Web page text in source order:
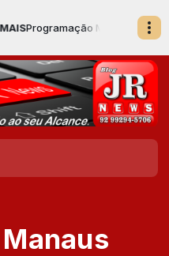
Musical com Locutor